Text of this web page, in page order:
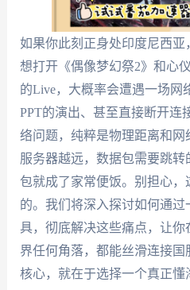
如果你此刻正身处印度尼西亚
想打开《偶像梦幻祭2》和心
的Live，大概率会遭遇一场网
PPT的演出、甚至直接断开连
络问题，纯粹是物理距离和
服务器越远，数据包需要跳
包就成了家常便饭。别担心
的。我们将深入探讨如何通
具，彻底解决这些痛点，让
界任何角落，都能丝滑连接
核心，就在于选择一个真正懂